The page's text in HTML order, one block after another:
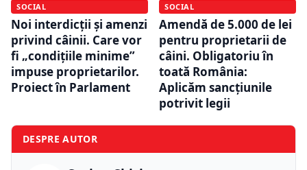
SOCIAL
Noi interdicții și amenzi
privind câinii. Care vor
fi „condițiile minime”
impuse proprietarilor.
Proiect în Parlament
SOCIAL
Amendă de 5.000 de lei
pentru proprietarii de
câini. Obligatoriu în
toată România:
Aplicăm sancțiunile
potrivit legii
DESPRE AUTOR